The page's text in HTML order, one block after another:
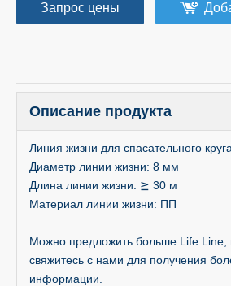
Запрос цены
Описание продукта
Линия жизни для спасательного
Диаметр линии жизни: 8 мм
Длина линии жизни: ≧ 30 м
Материал линии жизни: ПП
Можно предложить больше Life Line,
свяжитесь с нами для получения
информации.